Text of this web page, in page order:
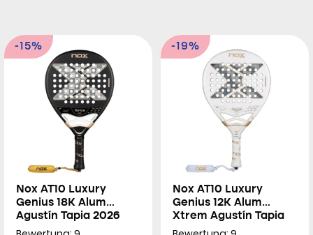
-15%
Nox AT10 Luxury
Genius 18K Alum
Agustín Tapia 2026
-19%
Nox AT10 Luxury
Genius 12K Alum
Xtrem Agustín Tapia
2026